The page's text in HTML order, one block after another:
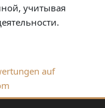
учитывая
auf